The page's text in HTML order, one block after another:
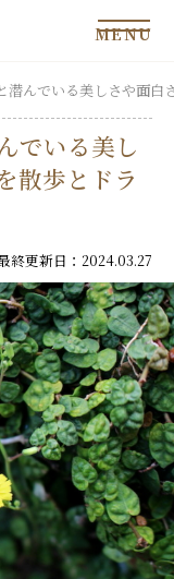
MENU
潜んでいる美しさや面
でいる美し
散歩とドラ
終更新日：2024.03.27